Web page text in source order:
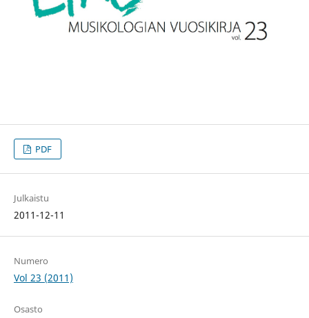
PDF
Julkaistu
2011-12-11
Numero
Vol 23 (2011)
Osasto